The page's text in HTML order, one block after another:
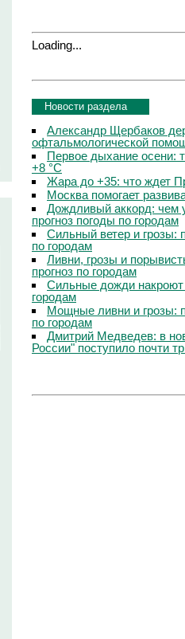
Loading...
Новости раздела
Александр Щербаков
офтальмологической
Первое дыхание осени:
+8 °C
Жара до +35: что ждет
Москва помогает
Дождливый аккорд: чем
прогноз погоды по городам
Сильный ветер и грозы:
по городам
Ливни, грозы и
прогноз по городам
Сильные дожди
городам
Мощные ливни и грозы:
по городам
Дмитрий Медведев: в
России" поступило почти